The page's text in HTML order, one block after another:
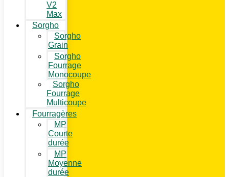
V2
Max
Sorgho
Sorgho
Grain
Sorgho
Fourrage
Monocoupe
Sorgho
Fourrage
Multicoupe
Fourragères
MP
Courte
durée
MP
Moyenne
durée